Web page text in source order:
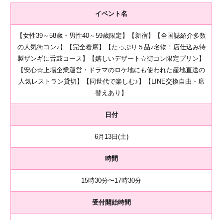
イベント名
【女性39～58歳・男性40～59歳限定】【新宿】【全国誌紹介多数
の人気街コン♪】【完全着席】【たっぷり５品♪名物！店仕込み特
製ザンギに舌鼓コース】【嬉しいデザート☆街コン限定プリン】
【安心☆上場企業運営・ドラマのロケ地にも使われた産地直送の
人気レストラン貸切】【同世代で楽しむ♪】【LINE交換自由・席
替えあり】
日付
6月13日(土)
時間
15時30分〜17時30分
受付開始時間